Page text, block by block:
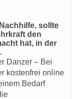
sollte
den
hat, in der
Danzer – Bei
kostenfrei online
Bedarf